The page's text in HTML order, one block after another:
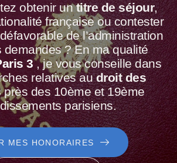
obtenir untitre de séjour,
française ou contester
de l’administration
demandes ? En ma qualité
3 , je vous conseille dans
relatives audroit des
près des 10ème et 19ème
parisiens.
MES HONORAIRES